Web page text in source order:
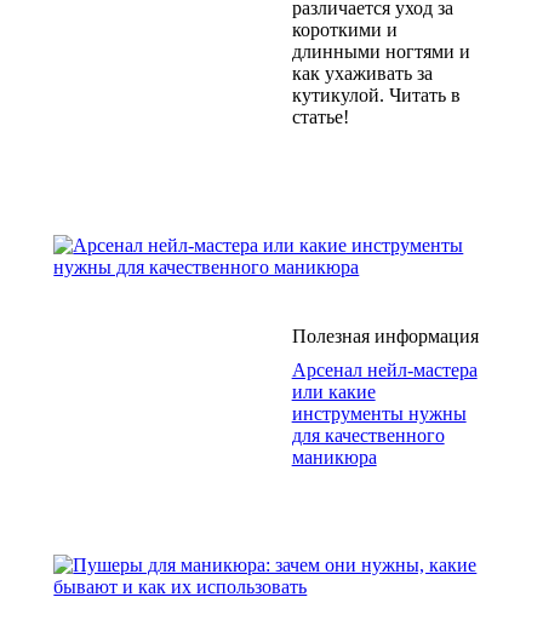
различается уход за
короткими и
длинными ногтями и
как ухаживать за
кутикулой. Читать в
статье!
Полезная информация
Арсенал нейл-мастера
или какие
инструменты нужны
для качественного
маникюра